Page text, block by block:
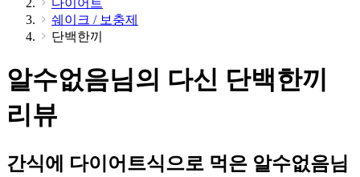
다이어트
쉐이크 / 보충제
단백한끼
알수없음님의 다신 단백한끼
리뷰
간식에 다이어트식으로 먹은 알수없음님